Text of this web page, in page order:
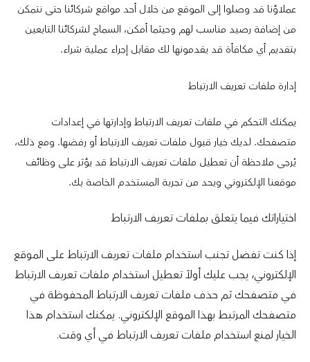
عملاؤنا قد وصلوا إلى الموقع من خلال أحد مواقع شركائنا حتى نتمكن
من إضافة رصيد مناسب لهم وحيثما أمكن، السماح لشركائنا التابعين
بتقديم أي مكافأة قد يقدمونها لك مقابل إجراء عملية شراء.
إدارة ملفات تعريف الارتباط
يمكنك التحكم في ملفات تعريف الارتباط وإدارتها في إعدادات
متصفحك. لديك خيار قبول ملفات تعريف الارتباط أو رفضها. ومع ذلك،
يُرجى ملاحظة أن تعطيل ملفات تعريف الارتباط قد يؤثر على وظائف
موقعنا الإلكتروني ويحد من تجربة المستخدم الخاصة بك.
اختياراتك فيما يتعلق بملفات تعريف الارتباط
إذا كنت تفضل تجنب استخدام ملفات تعريف الارتباط على الموقع
الإلكتروني، يجب عليك أولاً تعطيل استخدام ملفات تعريف الارتباط
في متصفحك ثم حذف ملفات تعريف الارتباط المحفوظة في
متصفحك المرتبط بهذا الموقع الإلكتروني. يمكنك استخدام هذا
الخيار لمنع استخدام ملفات تعريف الارتباط في أي وقت.